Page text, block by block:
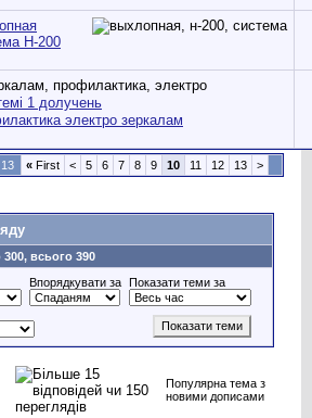
Н-200
электро зеркалам
13 « First < 5 6 7 8 9 10 11 12 13 >
всього 390
Впорядкувати за Показати теми за
Популярна тема з
новими дописами